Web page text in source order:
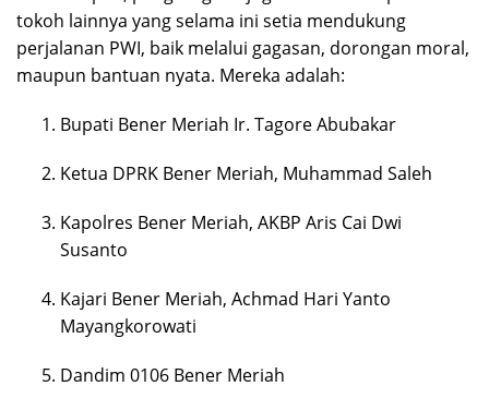
tokoh lainnya yang selama ini setia mendukung
perjalanan PWI, baik melalui gagasan, dorongan moral,
maupun bantuan nyata. Mereka adalah:
Bupati Bener Meriah Ir. Tagore Abubakar
Ketua DPRK Bener Meriah, Muhammad Saleh
Kapolres Bener Meriah, AKBP Aris Cai Dwi
Susanto
Kajari Bener Meriah, Achmad Hari Yanto
Mayangkorowati
Dandim 0106 Bener Meriah